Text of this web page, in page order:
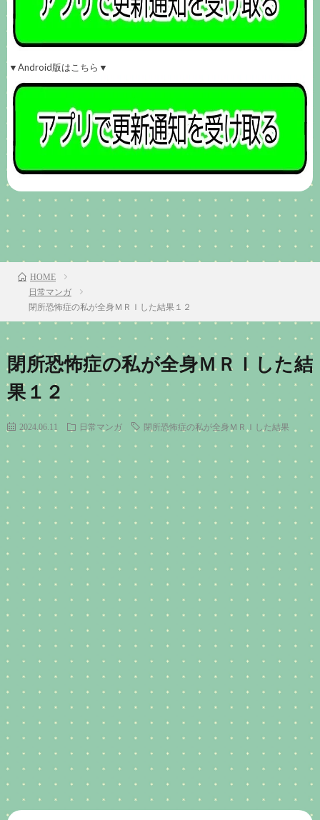
▼Android版はこちら▼
前のお話 TOP 次のお話
HOME
日常マンガ
閉所恐怖症の私が全身ＭＲＩした結果１２
閉所恐怖症の私が全身ＭＲＩした結
果１２
2024.06.11 日常マンガ 閉所恐怖症の私が全身ＭＲＩした結果